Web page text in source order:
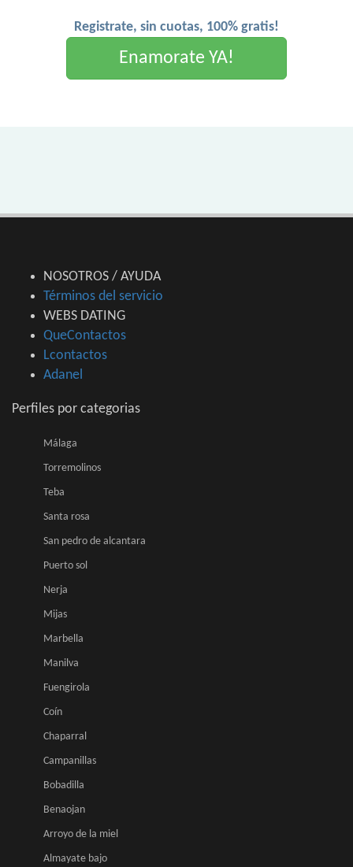
Registrate, sin cuotas, 100% gratis!
Enamorate YA!
NOSOTROS / AYUDA
Términos del servicio
WEBS DATING
QueContactos
Lcontactos
Adanel
Perfiles por categorias
Málaga
Torremolinos
Teba
Santa rosa
San pedro de alcantara
Puerto sol
Nerja
Mijas
Marbella
Manilva
Fuengirola
Coín
Chaparral
Campanillas
Bobadilla
Benaojan
Arroyo de la miel
Almayate bajo